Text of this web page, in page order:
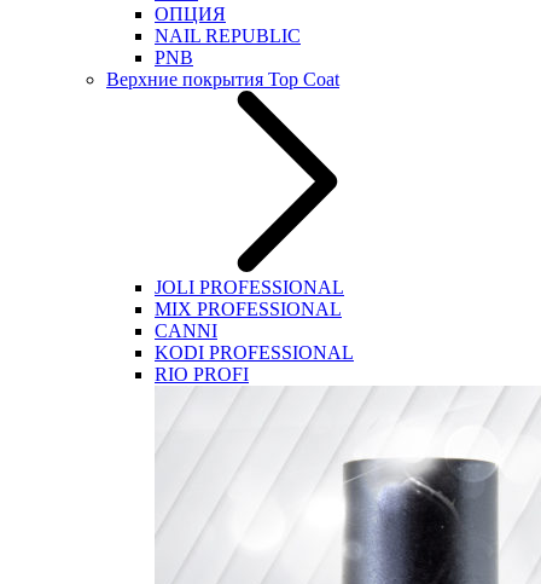
ОПЦИЯ
NAIL REPUBLIC
PNB
Верхние покрытия Top Coat
JOLI PROFESSIONAL
MIX PROFESSIONAL
CANNI
KODI PROFESSIONAL
RIO PROFI